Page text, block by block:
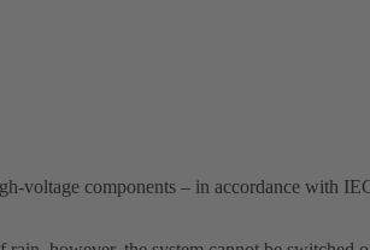
voltage components – in accordance with